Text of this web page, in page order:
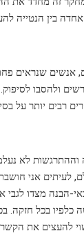
בין הנטייה
אנשים שנראים
ולהסבו
רבים יותר על
וההתרגשות לא
לעיתים אני
הבנה מצדו לגבי
בכל חזקה.
להעצים את הקשר